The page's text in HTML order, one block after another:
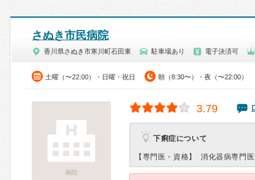
さぬき市民病院
香川県さぬき市寒川町石田東 駐車場あり 電子決済可
土曜（〜22:00）・日曜・祝日 朝（8:30〜）・夜（〜22:00）
病院
3.79
下痢症について
【専門医・資格】 消化器病専門